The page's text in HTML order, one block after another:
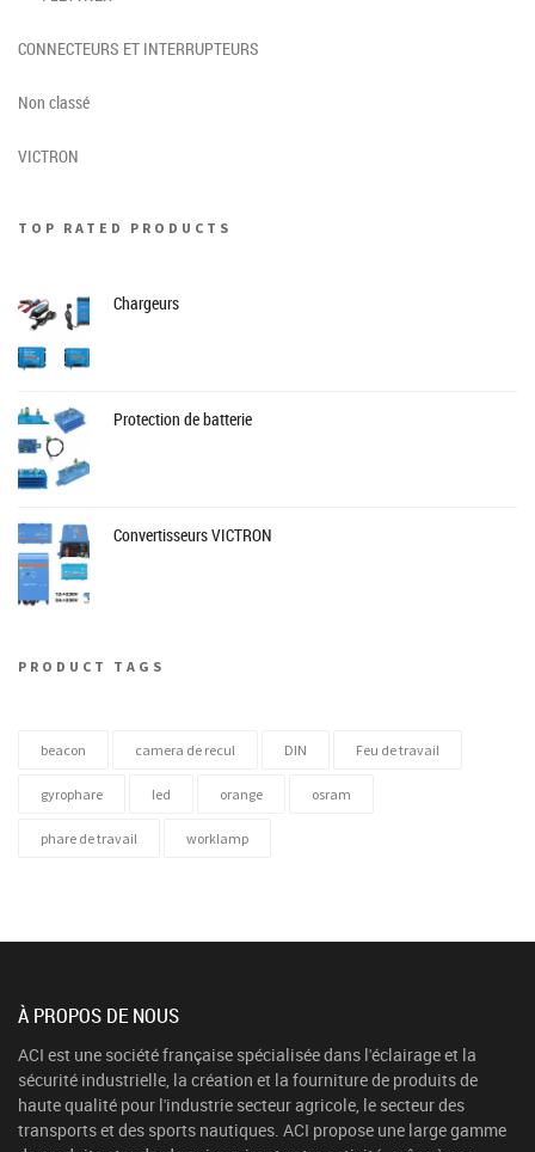
CONNECTEURS ET INTERRUPTEURS
Non classé
VICTRON
TOP RATED PRODUCTS
Chargeurs
Protection de batterie
Convertisseurs VICTRON
PRODUCT TAGS
beacon camera de recul DIN Feu de travail
gyrophare led orange osram
phare de travail worklamp
À PROPOS DE NOUS
ACI est une société française spécialisée dans l'éclairage et la
sécurité industrielle, la création et la fourniture de produits de
haute qualité pour l'industrie secteur agricole, le secteur des
transports et des sports nautiques. ACI propose une large gamme